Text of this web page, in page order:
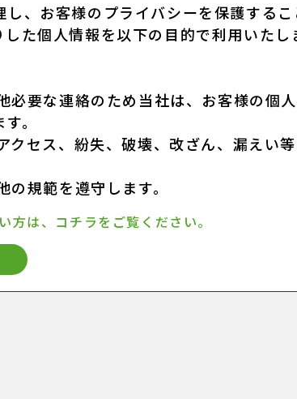
、お客様のプライバシーを保護する
た個人情報を以下の目的で利用いたし
必要な連絡のため当社は、お客様の個
。
セス、紛失、破壊、改ざん、漏えい
規範を遵守します。
は、コチラをご覧ください。